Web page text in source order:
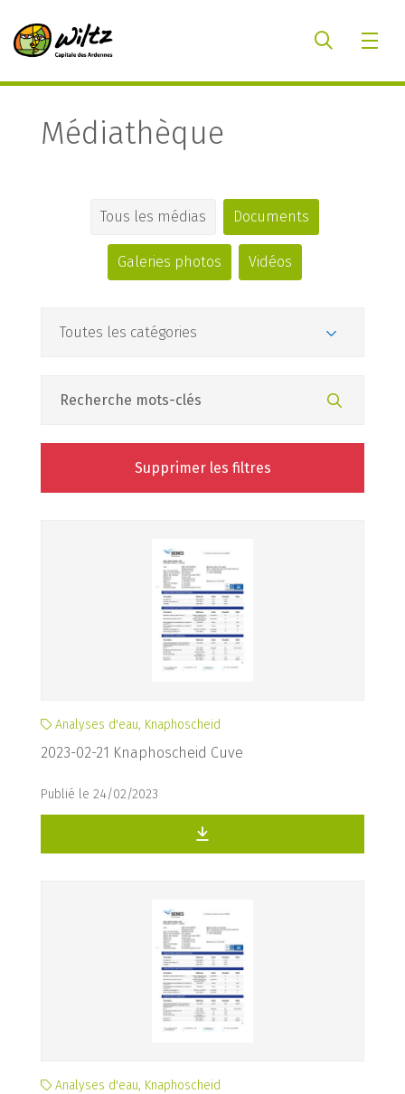
Médiathèque
Tous les médias Documents
Galeries photos Vidéos
Supprimer les filtres
Analyses d'eau, Knaphoscheid
2023-02-21 Knaphoscheid Cuve
Publié le 24/02/2023
Analyses d'eau, Knaphoscheid